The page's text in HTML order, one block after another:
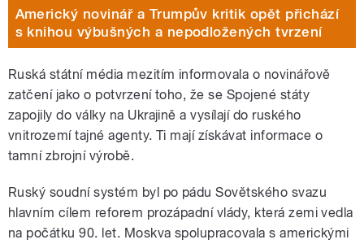
Americký novinář a Trumpův kritik opět přichází
s knihou výbušných a nepodložených tvrzení
Ruská státní média mezitím informovala o novinářově
zatčení jako o potvrzení toho, že se Spojené státy
zapojily do války na Ukrajině a vysílají do ruského
vnitrozemí tajné agenty. Ti mají získávat informace o
tamní zbrojní výrobě.
Ruský soudní systém byl po pádu Sovětského svazu
hlavním cílem reforem prozápadní vlády, která zemi vedla
na počátku 90. let. Moskva spolupracovala s americkými